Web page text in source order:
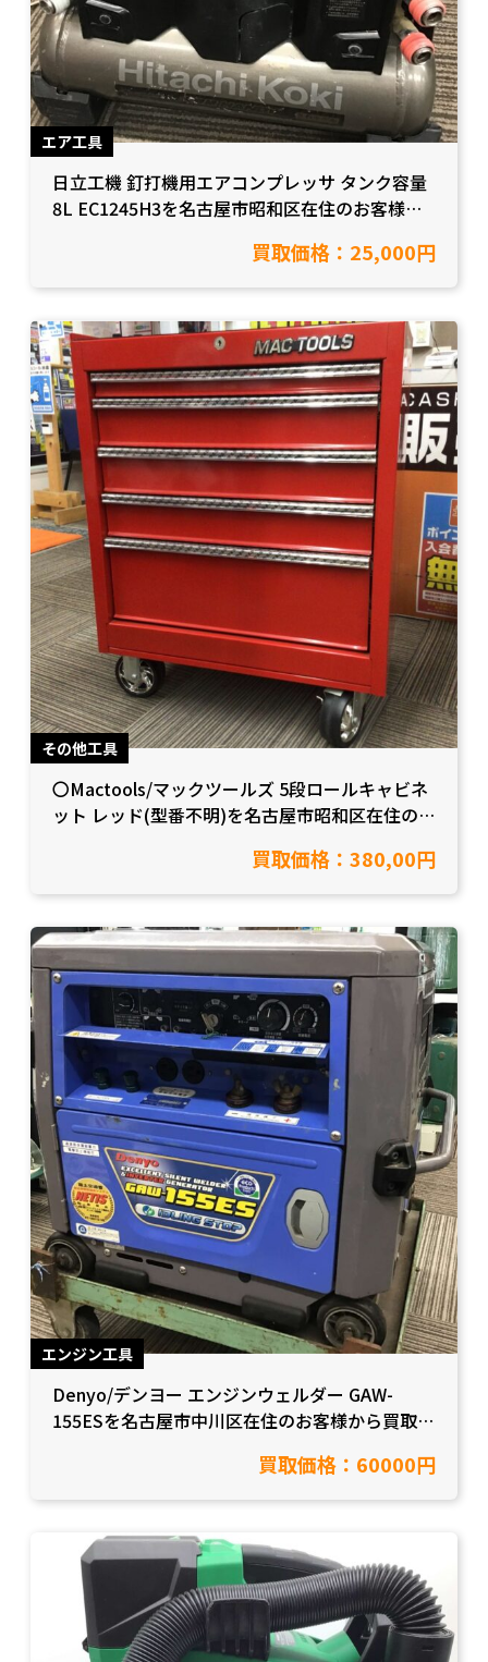
エア工具
日立工機 釘打機用エアコンプレッサ タンク容量
8L EC1245H3を名古屋市昭和区在住のお客様か
買取価格：25,000円
その他工具
〇Mactools/マックツールズ 5段ロールキャビネ
ット レッド(型番不明)を名古屋市昭和区在住のお
買取価格：380,00円
エンジン工具
Denyo/デンヨー エンジンウェルダー GAW-
155ESを名古屋市中川区在住のお客様から買取致
買取価格：60000円